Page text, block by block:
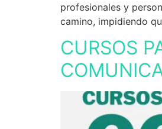
profesionales y
camino, impidiendo
CURSOS